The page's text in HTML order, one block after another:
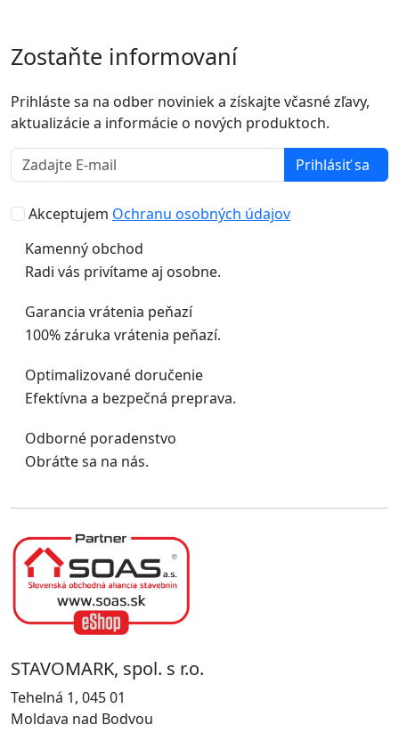
Zostaňte informovaní
Prihláste sa na odber noviniek a získajte včasné zľavy,
aktualizácie a informácie o nových produktoch.
Prihlásiť sa
Akceptujem Ochranu osobných údajov
Kamenný obchod
Radi vás privítame aj osobne.
Garancia vrátenia peňazí
100% záruka vrátenia peňazí.
Optimalizované doručenie
Efektívna a bezpečná preprava.
Odborné poradenstvo
Obráťte sa na nás.
STAVOMARK, spol. s r.o.
Tehelná 1, 045 01
Moldava nad Bodvou